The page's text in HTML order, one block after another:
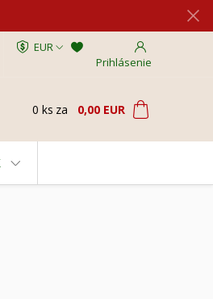
EUR
Prihlásenie
0 ks za 0,00 EUR